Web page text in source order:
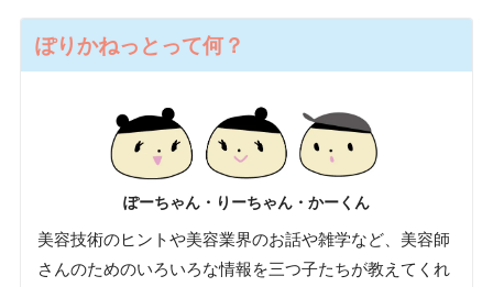
ぽりかねっとって何？
ぽーちゃん・りーちゃん・かーくん
美容技術のヒントや美容業界のお話や雑学など、美容師
さんのためのいろいろな情報を三つ子たちが教えてくれ